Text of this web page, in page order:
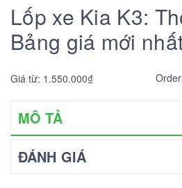
Lốp xe Kia K3:
Bảng giá mới
Giá từ: 1.550.000₫ Order
MÔ TẢ
ĐÁNH GIÁ